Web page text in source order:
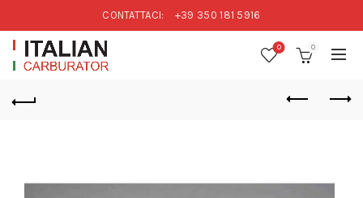
CONTATTACI: +39 350 181 5916
0 0